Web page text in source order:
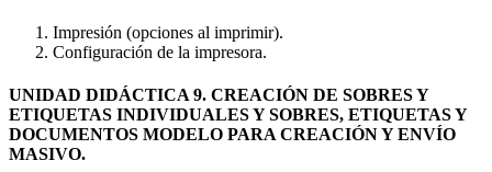
Impresión (opciones al imprimir).
Configuración de la impresora.
UNIDAD DIDÁCTICA 9. CREACIÓN DE SOBRES Y
ETIQUETAS INDIVIDUALES Y SOBRES, ETIQUETAS Y
DOCUMENTOS MODELO PARA CREACIÓN Y ENVÍO
MASIVO.